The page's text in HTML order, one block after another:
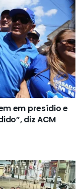
em presídio e
diz ACM